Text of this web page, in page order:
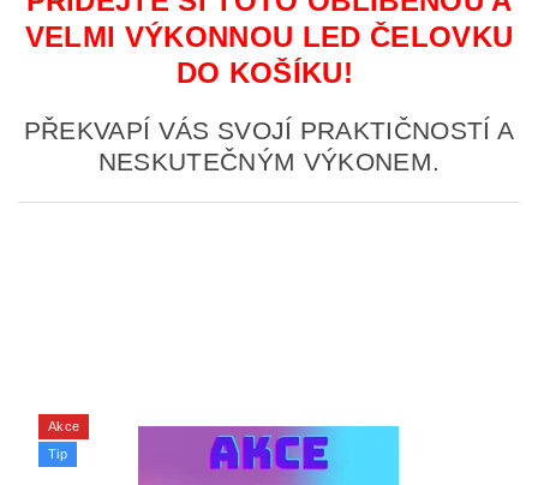
VELMI VÝKONNOU LED ČELOVKU
DO KOŠÍKU!
PŘEKVAPÍ VÁS SVOJÍ PRAKTIČNOSTÍ A
NESKUTEČNÝM VÝKONEM.
Akce
Tip